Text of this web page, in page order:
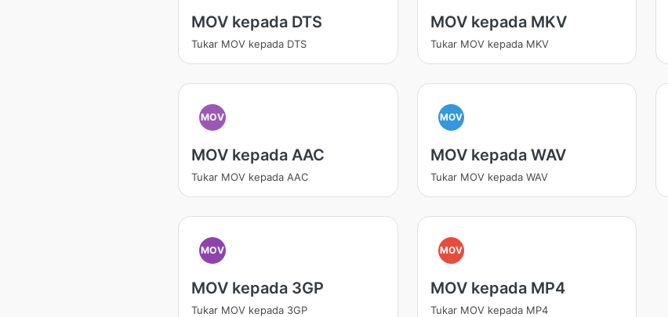
MOV kepada DTS
Tukar MOV kepada DTS
MOV kepada MKV
Tukar MOV kepada MKV
MOV
MOV kepada AAC
Tukar MOV kepada AAC
MOV
MOV kepada WAV
Tukar MOV kepada WAV
MOV
MOV kepada 3GP
Tukar MOV kepada 3GP
MOV
MOV kepada MP4
Tukar MOV kepada MP4